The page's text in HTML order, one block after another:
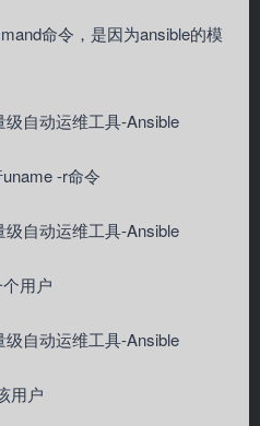
命令，是因为ansible的模
-r命令
用户
用户